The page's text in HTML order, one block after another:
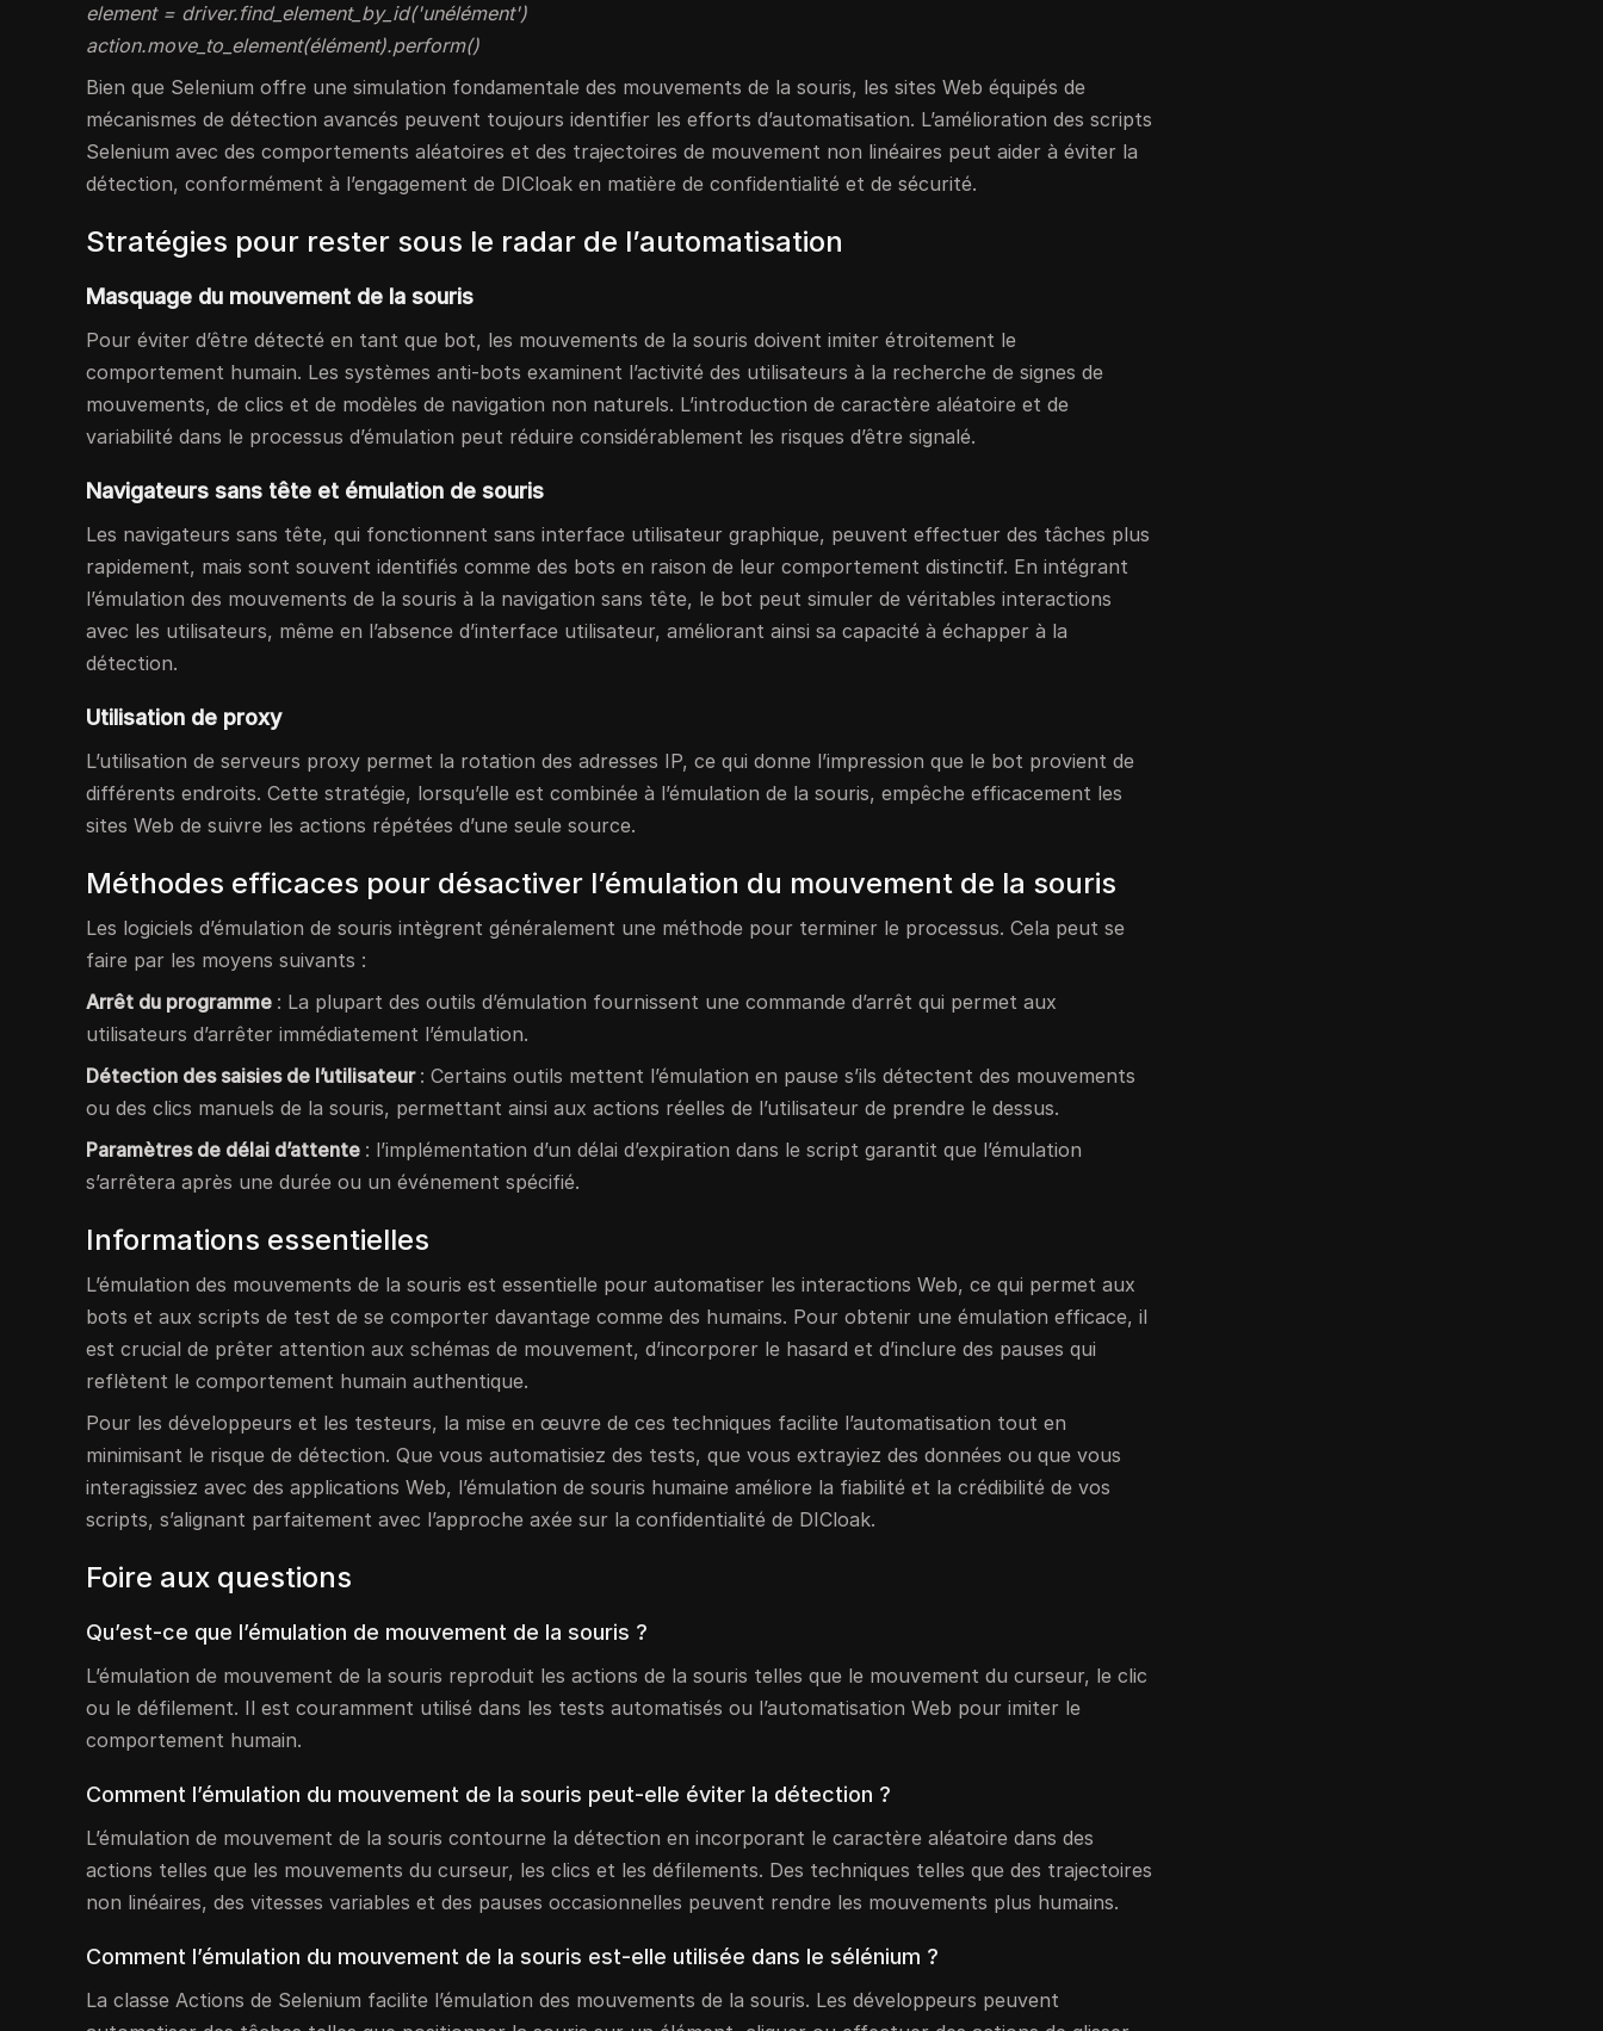
element = driver.find_element_by_id('unélément')
action.move_to_element(élément).perform()
Bien que Selenium offre une simulation fondamentale des mouvements de la souris, les sites Web équipés de
mécanismes de détection avancés peuvent toujours identifier les efforts d’automatisation. L’amélioration des scripts
Selenium avec des comportements aléatoires et des trajectoires de mouvement non linéaires peut aider à éviter la
détection, conformément à l’engagement de DICloak en matière de confidentialité et de sécurité.
Stratégies pour rester sous le radar de l’automatisation
Masquage du mouvement de la souris
Pour éviter d’être détecté en tant que bot, les mouvements de la souris doivent imiter étroitement le
comportement humain. Les systèmes anti-bots examinent l’activité des utilisateurs à la recherche de signes de
mouvements, de clics et de modèles de navigation non naturels. L’introduction de caractère aléatoire et de
variabilité dans le processus d’émulation peut réduire considérablement les risques d’être signalé.
Navigateurs sans tête et émulation de souris
Les navigateurs sans tête, qui fonctionnent sans interface utilisateur graphique, peuvent effectuer des tâches plus
rapidement, mais sont souvent identifiés comme des bots en raison de leur comportement distinctif. En intégrant
l’émulation des mouvements de la souris à la navigation sans tête, le bot peut simuler de véritables interactions
avec les utilisateurs, même en l’absence d’interface utilisateur, améliorant ainsi sa capacité à échapper à la
détection.
Utilisation de proxy
L’utilisation de serveurs proxy permet la rotation des adresses IP, ce qui donne l’impression que le bot provient de
différents endroits. Cette stratégie, lorsqu’elle est combinée à l’émulation de la souris, empêche efficacement les
sites Web de suivre les actions répétées d’une seule source.
Méthodes efficaces pour désactiver l’émulation du mouvement de la souris
Les logiciels d’émulation de souris intègrent généralement une méthode pour terminer le processus. Cela peut se
faire par les moyens suivants :
Arrêt du programme : La plupart des outils d’émulation fournissent une commande d’arrêt qui permet aux
utilisateurs d’arrêter immédiatement l’émulation.
Détection des saisies de l’utilisateur : Certains outils mettent l’émulation en pause s’ils détectent des mouvements
ou des clics manuels de la souris, permettant ainsi aux actions réelles de l’utilisateur de prendre le dessus.
Paramètres de délai d’attente : l’implémentation d’un délai d’expiration dans le script garantit que l’émulation
s’arrêtera après une durée ou un événement spécifié.
Informations essentielles
L’émulation des mouvements de la souris est essentielle pour automatiser les interactions Web, ce qui permet aux
bots et aux scripts de test de se comporter davantage comme des humains. Pour obtenir une émulation efficace, il
est crucial de prêter attention aux schémas de mouvement, d’incorporer le hasard et d’inclure des pauses qui
reflètent le comportement humain authentique.
Pour les développeurs et les testeurs, la mise en œuvre de ces techniques facilite l’automatisation tout en
minimisant le risque de détection. Que vous automatisiez des tests, que vous extrayiez des données ou que vous
interagissiez avec des applications Web, l’émulation de souris humaine améliore la fiabilité et la crédibilité de vos
scripts, s’alignant parfaitement avec l’approche axée sur la confidentialité de DICloak.
Foire aux questions
Qu’est-ce que l’émulation de mouvement de la souris ?
L’émulation de mouvement de la souris reproduit les actions de la souris telles que le mouvement du curseur, le clic
ou le défilement. Il est couramment utilisé dans les tests automatisés ou l’automatisation Web pour imiter le
comportement humain.
Comment l’émulation du mouvement de la souris peut-elle éviter la détection ?
L’émulation de mouvement de la souris contourne la détection en incorporant le caractère aléatoire dans des
actions telles que les mouvements du curseur, les clics et les défilements. Des techniques telles que des trajectoires
non linéaires, des vitesses variables et des pauses occasionnelles peuvent rendre les mouvements plus humains.
Comment l’émulation du mouvement de la souris est-elle utilisée dans le sélénium ?
La classe Actions de Selenium facilite l’émulation des mouvements de la souris. Les développeurs peuvent